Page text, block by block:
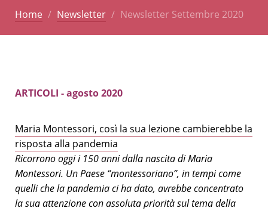
Home Newsletter Newsletter Settembre 2020
ARTICOLI - agosto 2020
Maria Montessori, così la sua lezione cambierebbe la
risposta alla pandemia
Ricorrono oggi i 150 anni dalla nascita di Maria
Montessori. Un Paese “montessoriano”, in tempi come
quelli che la pandemia ci ha dato, avrebbe concentrato
la sua attenzione con assoluta priorità sul tema della